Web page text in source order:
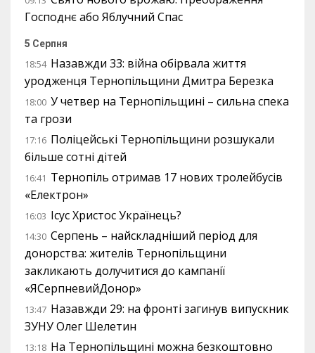
Господнє або Яблучний Спас
5 Серпня
18:54 Назавжди 33: війна обірвала життя
уродженця Тернопільщини Дмитра Березка
18:00 У четвер на Тернопільщині – сильна спека
та грози
17:16 Поліцейські Тернопільщини розшукали
більше сотні дітей
16:41 Тернопіль отримав 17 нових тролейбусів
«Електрон»
16:03 Ісус Христос Українець?
14:30 Серпень – найскладніший період для
донорства: жителів Тернопільщини
закликають долучитися до кампанії
«ЯСерпневийДонор»
13:47 Назавжди 29: на фронті загинув випускник
ЗУНУ Олег Шелетин
13:18 На Тернопільщині можна безкоштовно